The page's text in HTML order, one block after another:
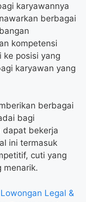
karyawannya
berbagai
kompetensi
ke posisi yang
karyawan yang
berbagai
bagi
dapat bekerja
ini termasuk
cuti yang
menarik.
Lowongan Legal &